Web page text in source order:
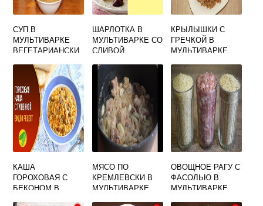
СУП В
МУЛЬТИВАРКЕ
ВЕГЕТАРИАНСКИ
ШАРЛОТКА В
МУЛЬТИВАРКЕ СО
СЛИВОЙ
КРЫЛЫШКИ С
ГРЕЧКОЙ В
МУЛЬТИВАРКЕ
КАША
ГОРОХОВАЯ С
БЕКОНОМ В
МЯСО ПО
КРЕМЛЕВСКИ В
МУЛЬТИВАРКЕ
ОВОЩНОЕ РАГУ С
ФАСОЛЬЮ В
МУЛЬТИВАРКЕ